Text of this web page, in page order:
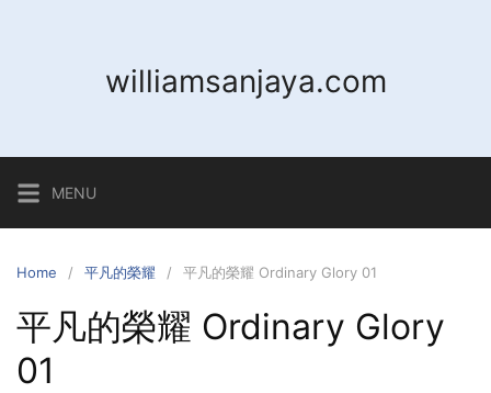
williamsanjaya.com
MENU
Home 平凡的榮耀 平凡的榮耀 Ordinary Glory 01
平凡的榮耀 Ordinary Glory
01